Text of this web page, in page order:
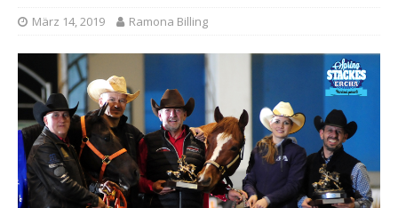
März 14, 2019 Ramona Billing